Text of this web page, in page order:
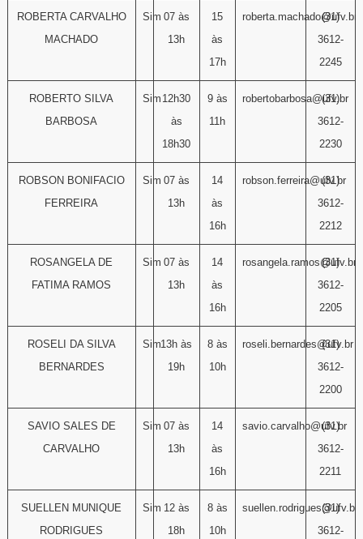
ROBERTA CARVALHO
MACHADO
Sim 07 às
13h
15
às
17h
roberta.machado@ufv.br
(31)
3612-
2245
ROBERTO SILVA
BARBOSA
Sim 12h30
às
18h30
9 às
11h
robertobarbosa@ufv.br
(31)
3612-
2230
ROBSON BONIFACIO
FERREIRA
Sim 07 às
13h
14
às
16h
robson.ferreira@ufv.br
(31)
3612-
2212
ROSANGELA DE
FATIMA RAMOS
Sim 07 às
13h
14
às
16h
rosangela.ramos@ufv.br
(31)
3612-
2205
ROSELI DA SILVA
BERNARDES
Sim13h às
19h
8 às
10h
roseli.bernardes@ufv.br
(31)
3612-
2200
SAVIO SALES DE
CARVALHO
Sim 07 às
13h
14
às
16h
savio.carvalho@ufv.br
(31)
3612-
2211
SUELLEN MUNIQUE
RODRIGUES
Sim 12 às
18h
8 às
10h
suellen.rodrigues@ufv.br
(31)
3612-